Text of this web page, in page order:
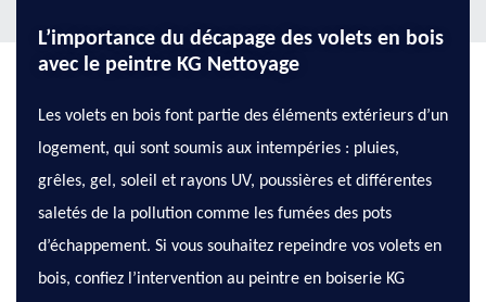
L’importance du décapage des volets en bois
avec le peintre KG Nettoyage
Les volets en bois font partie des éléments extérieurs d’un
logement, qui sont soumis aux intempéries : pluies,
grêles, gel, soleil et rayons UV, poussières et différentes
saletés de la pollution comme les fumées des pots
d’échappement. Si vous souhaitez repeindre vos volets en
bois, confiez l’intervention au peintre en boiserie KG